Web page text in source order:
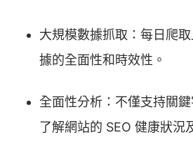
大規模數據抓取：每日爬
據的全面性和時效性。
全面性分析：不僅支持關
了解網站的 SEO 健康狀況